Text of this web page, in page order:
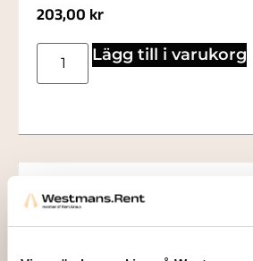
203,00 kr
Lägg till i varukorg